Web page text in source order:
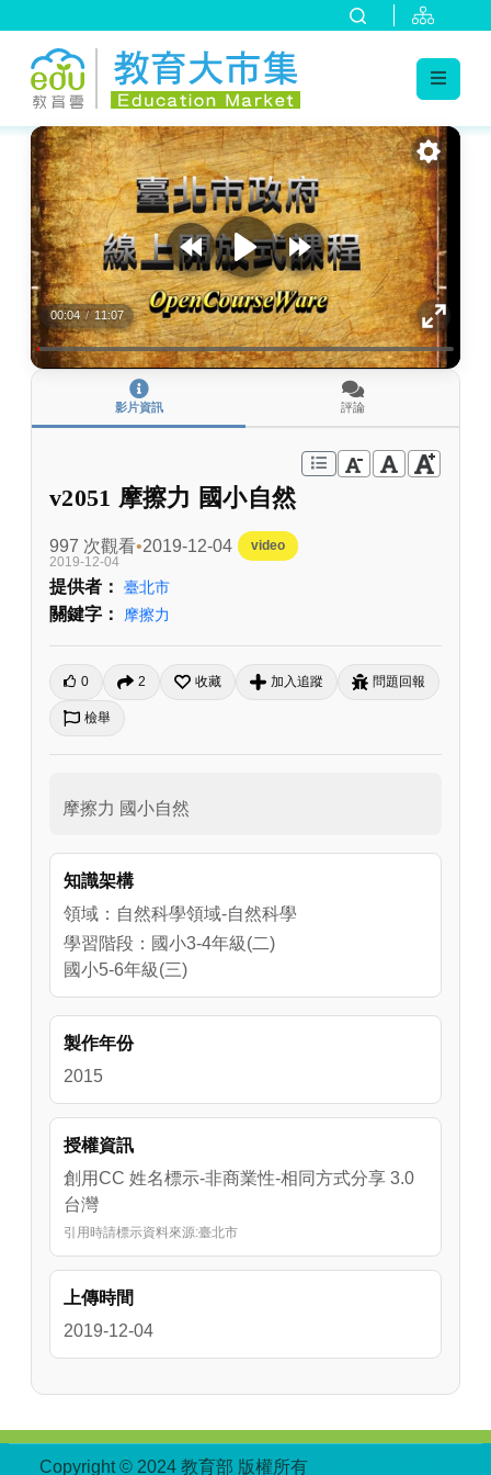
:::
00:04 / 11:07
影片資訊 評論
v2051 摩擦力 國小自然
997 次觀看 2019-12-04
video
2019-12-04
提供者： 臺北市
關鍵字： 摩擦力
0 2 收藏 加入追蹤 問題回報
檢舉
摩擦力 國小自然
知識架構
領域：自然科學領域-自然科學
學習階段：國小3-4年級(二)
國小5-6年級(三)
製作年份
2015
授權資訊
創用CC 姓名標示-非商業性-相同方式分享 3.0
台灣
引用時請標示資料來源:臺北市
上傳時間
2019-12-04
Copyright © 2024 教育部 版權所有